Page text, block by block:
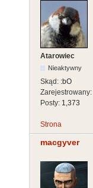
Atarowiec
Nieaktywny
Skąd: :bO
Zarejestrowany:
Posty: 1,373
Strona
macgyver